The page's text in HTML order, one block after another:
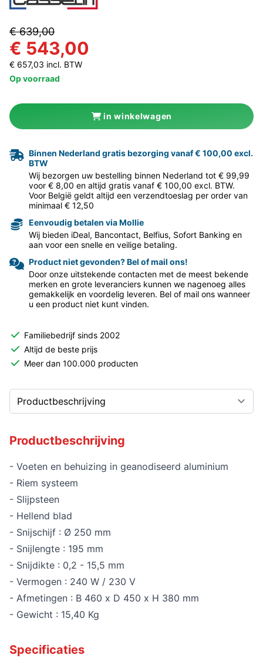
€ 639,00
€ 543,00
€ 657,03 incl. BTW
Op voorraad
in winkelwagen
Binnen Nederland gratis bezorging vanaf € 100,00 excl.
BTW
Wij bezorgen uw bestelling binnen Nederland tot € 99,99
voor € 8,00 en altijd gratis vanaf € 100,00 excl. BTW.
Voor België geldt altijd een verzendtoeslag per order van
minimaal € 12,50
Eenvoudig betalen via Mollie
Wij bieden iDeal, Bancontact, Belfius, Sofort Banking en
aan voor een snelle en veilige betaling.
Product niet gevonden? Bel of mail ons!
Door onze uitstekende contacten met de meest bekende
merken en grote leveranciers kunnen we nagenoeg alles
gemakkelijk en voordelig leveren. Bel of mail ons wanneer
u een product niet kunt vinden.
Familiebedrijf sinds 2002
Altijd de beste prijs
Meer dan 100.000 producten
Productbeschrijving
- Voeten en behuizing in geanodiseerd aluminium
- Riem systeem
- Slijpsteen
- Hellend blad
- Snijschijf : Ø 250 mm
- Snijlengte : 195 mm
- Snijdikte : 0,2 - 15,5 mm
- Vermogen : 240 W / 230 V
- Afmetingen : B 460 x D 450 x H 380 mm
- Gewicht : 15,40 Kg
Specificaties